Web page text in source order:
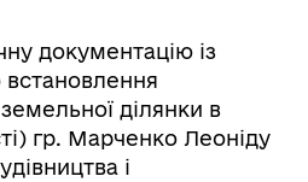
документацію із
ділянки в
гр. Марченко Леоніду
і